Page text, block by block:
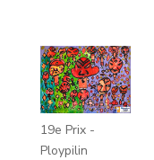
19e Prix -
Ploypilin